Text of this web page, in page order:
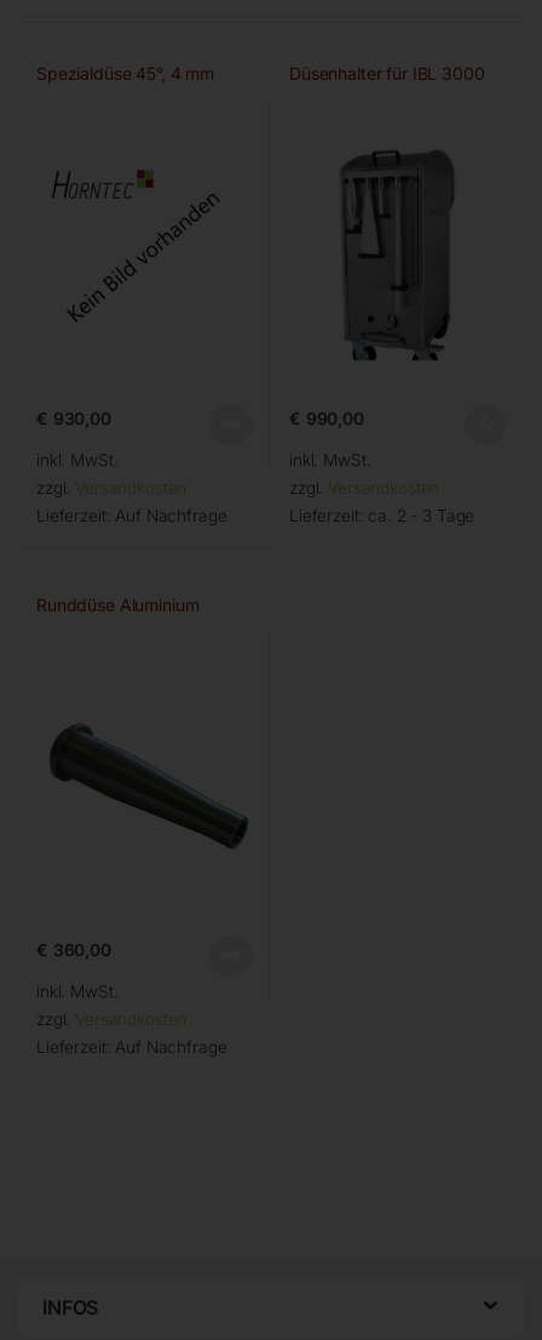
Spezialdüse 45°, 4 mm
€ 930,00
inkl. MwSt.
zzgl. Versandkosten
Lieferzeit: Auf Nachfrage
Düsenhalter für IBL 3000
€ 990,00
inkl. MwSt.
zzgl. Versandkosten
Lieferzeit: ca. 2 - 3 Tage
Runddüse Aluminium
€ 360,00
inkl. MwSt.
zzgl. Versandkosten
Lieferzeit: Auf Nachfrage
INFOS